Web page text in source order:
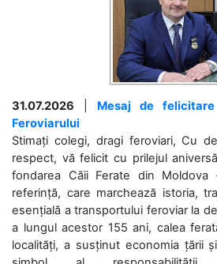
31.07.2026
Mesaj de
Feroviarului
Stimați colegi, dragi feroviari, Cu
respect, vă felicit cu prilejul
fondarea Căii Ferate din
referință, care marchează istoria,
esențială a transportului feroviar la
a lungul acestor 155 ani, calea
localități, a susținut economia țării